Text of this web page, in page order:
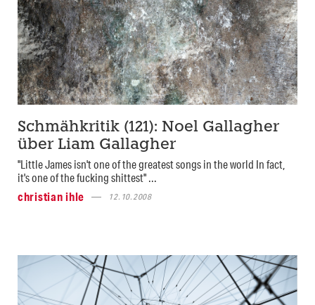
Schmähkritik (121): Noel Gallagher
über Liam Gallagher
"Little James isn't one of the greatest songs in the world In fact,
it's one of the fucking shittest" ...
christian ihle
12.10.2008